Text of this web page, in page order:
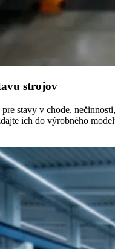
strojov
stavy v chode,
ich do výrobného